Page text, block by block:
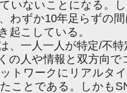
いないことになる。
わずか10年足らずの
起こしている。
、一人一人が特定/不
の人や情報と双方向
トワークにリアルタ
ことである。しかも